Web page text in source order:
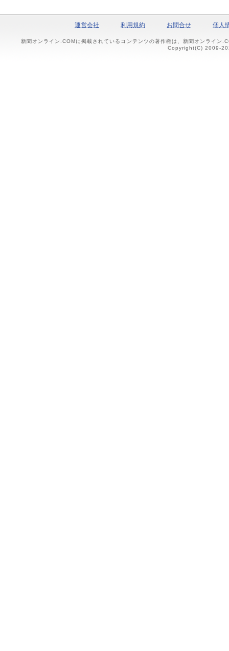
運営会社 利用規約 お問合せ 個人
新聞オンライン.COMに掲載されているコンテンツの著作権は、新聞オンライン
Copyright(C) 2009-